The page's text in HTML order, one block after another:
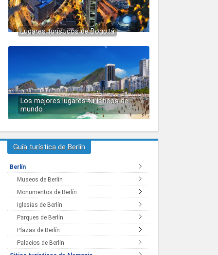
Lugares turísticos de Bogotá
Los mejores lugares turísticos del
mundo
Guía turística de Berlín
Berlín
Museos de Berlín
Monumentos de Berlín
Iglesias de Berlín
Parques de Berlín
Plazas de Berlín
Palacios de Berlín